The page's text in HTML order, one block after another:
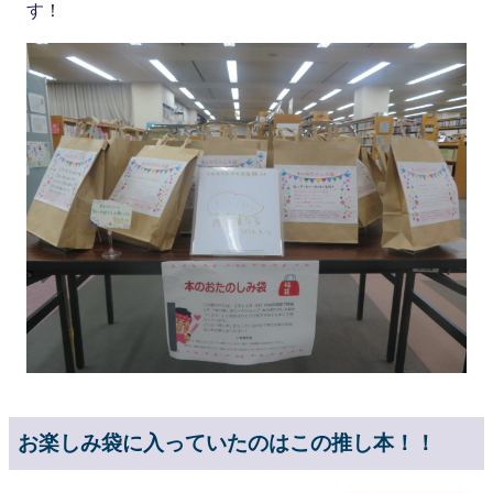
す！
お楽しみ袋に入っていたのはこの推し本！！